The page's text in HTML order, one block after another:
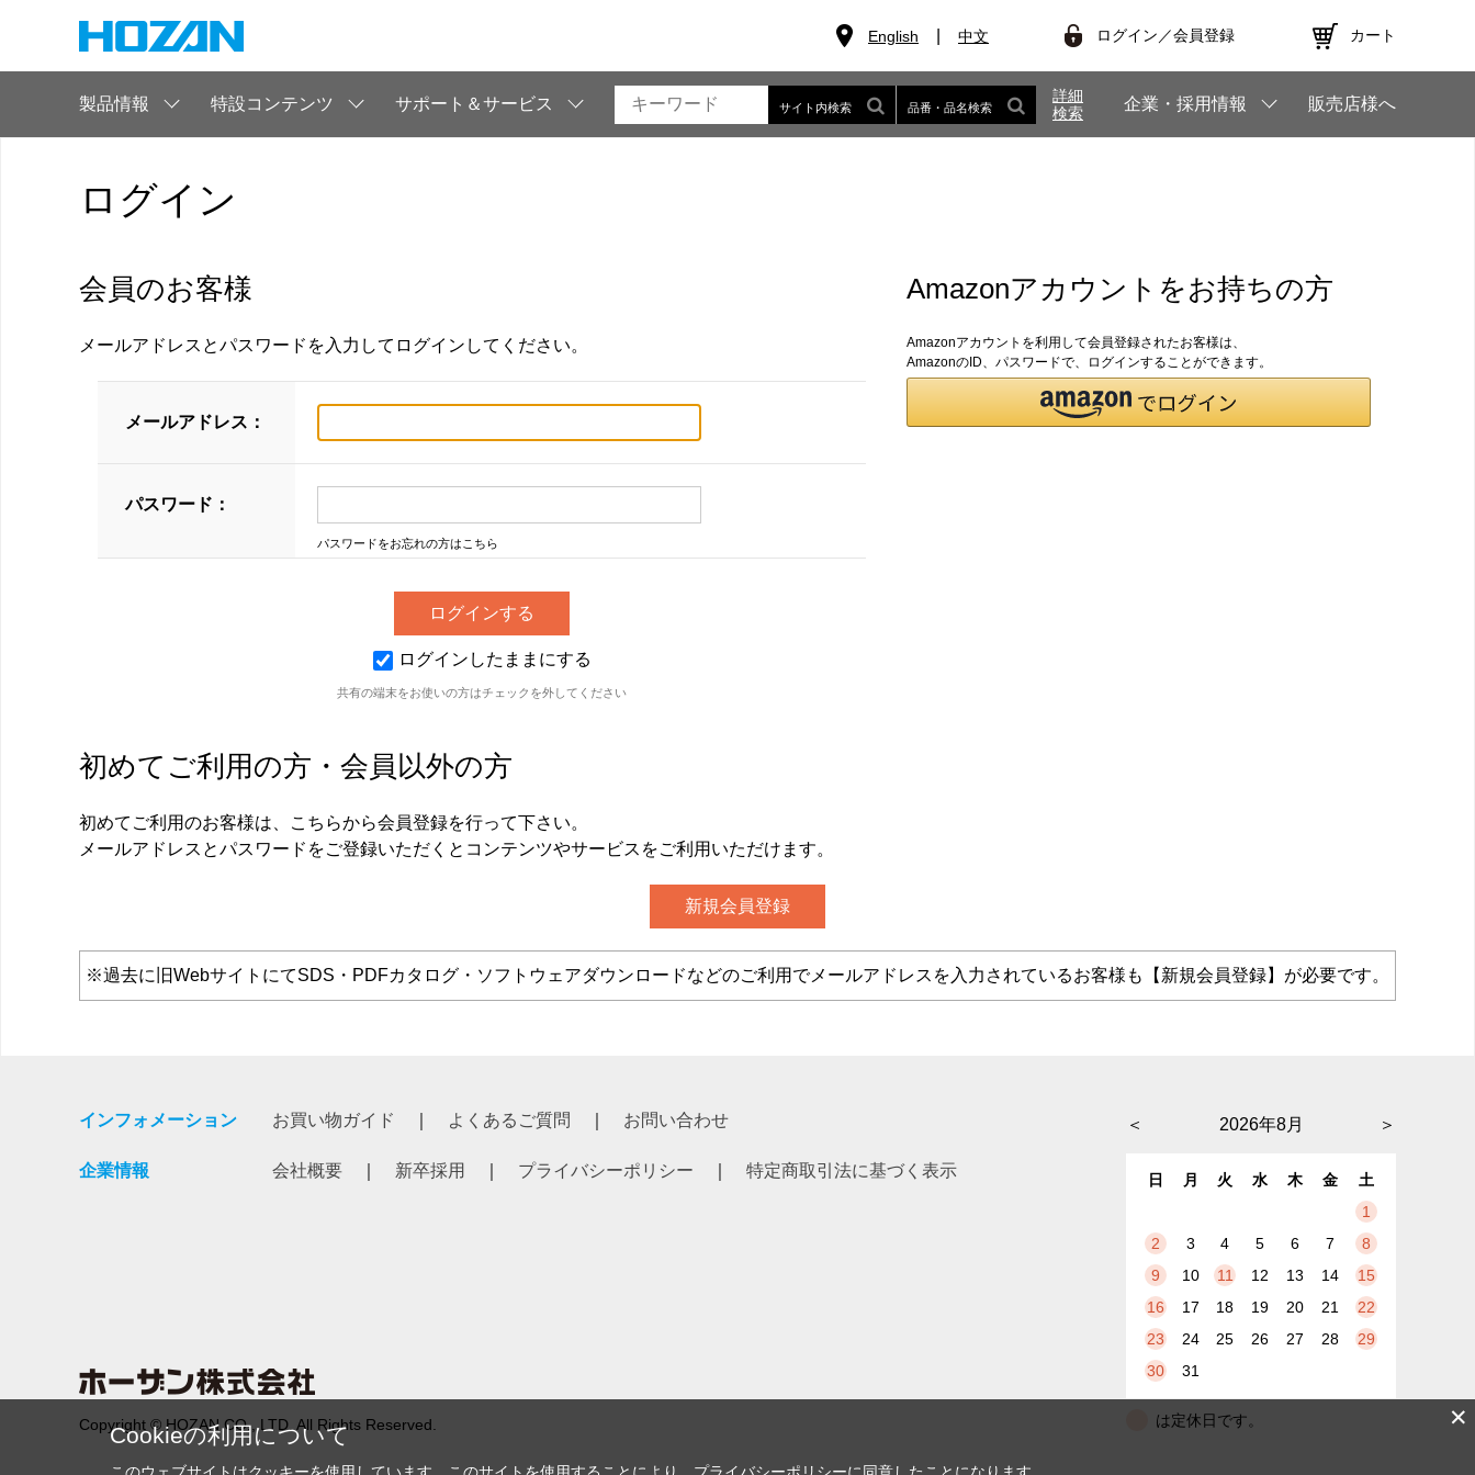
English 中文 ログイン／会員登録 カート
製品情報 特設コンテンツ サポート＆サービス サイト内検索 品番・品名検索
詳細
検索
企業・採用情報 販売店様へ
ログイン
会員のお客様
メールアドレスとパスワードを入力してログインしてください。
メールアドレス：
パスワード：
パスワードをお忘れの方はこちら
ログインしたままにする
共有の端末をお使いの方はチェックを外してください
Amazonアカウントをお持ちの方
Amazonアカウントを利用して会員登録されたお客様は、
AmazonのID、パスワードで、ログインすることができます。
初めてご利用の方・会員以外の方
初めてご利用のお客様は、こちらから会員登録を行って下さい。
メールアドレスとパスワードをご登録いただくとコンテンツやサービスをご利用いただけます。
※過去に旧WebサイトにてSDS・PDFカタログ・ソフトウェアダウンロードなどのご利用でメールアドレスを入力されているお客様も【新規会員登録】が必要です。
インフォメーション お買い物ガイド よくあるご質問 お問い合わせ
企業情報 会社概要 新卒採用 プライバシーポリシー 特定商取引法に基づく表示
Copyright © HOZAN CO., LTD. All Rights Reserved.
＜ ＞
2026年8月
日 月 火 水 木 金
土
1
2
3 4 5 6 7
8
9
10 11 12 13 14
15
16
17 18 19 20 21
22
23
24 25 26 27 28
29
30
31
は定休日です。 ✕
Cookieの利用について